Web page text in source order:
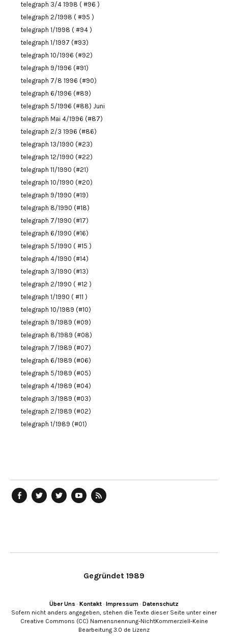
telegraph 3/4 1998 ( #96 )
telegraph 2/1998 ( #95 )
telegraph 1/1998 ( #94 )
telegraph 1/1997 (#93)
telegraph 10/1996 (#92)
telegraph 9/1996 (#91)
telegraph 7/8 1996 (#90)
telegraph 6/1996 (#89)
telegraph 5/1996 (#88) Juni
telegraph Mai 4/1996 (#87)
telegraph 2/3 1996 (#86)
telegraph 13/1990 (#23)
telegraph 12/1990 (#22)
telegraph 11/1990 (#21)
telegraph 10/1990 (#20)
telegraph 9/1990 (#19)
telegraph 8/1990 (#18)
telegraph 7/1990 (#17)
telegraph 6/1990 (#16)
telegraph 5/1990 ( #15 )
telegraph 4/1990 (#14)
telegraph 3/1990 (#13)
telegraph 2/1990 ( #12 )
telegraph 1/1990 ( #11 )
telegraph 10/1989 (#10)
telegraph 9/1989 (#09)
telegraph 8/1989 (#08)
telegraph 7/1989 (#07)
telegraph 6/1989 (#06)
telegraph 5/1989 (#05)
telegraph 4/1989 (#04)
telegraph 3/1989 (#03)
telegraph 2/1989 (#02)
telegraph 1/1989 (#01)
Gegründet 1989
Über Uns · Kontakt · Impressum · Datenschutz
Sofern nicht anders angegeben, stehen die Texte dieser Seite unter einer
Creative Commons (CC) Namensnennung-NichtKommerziell-Keine
Bearbeitung 3.0 de Lizenz